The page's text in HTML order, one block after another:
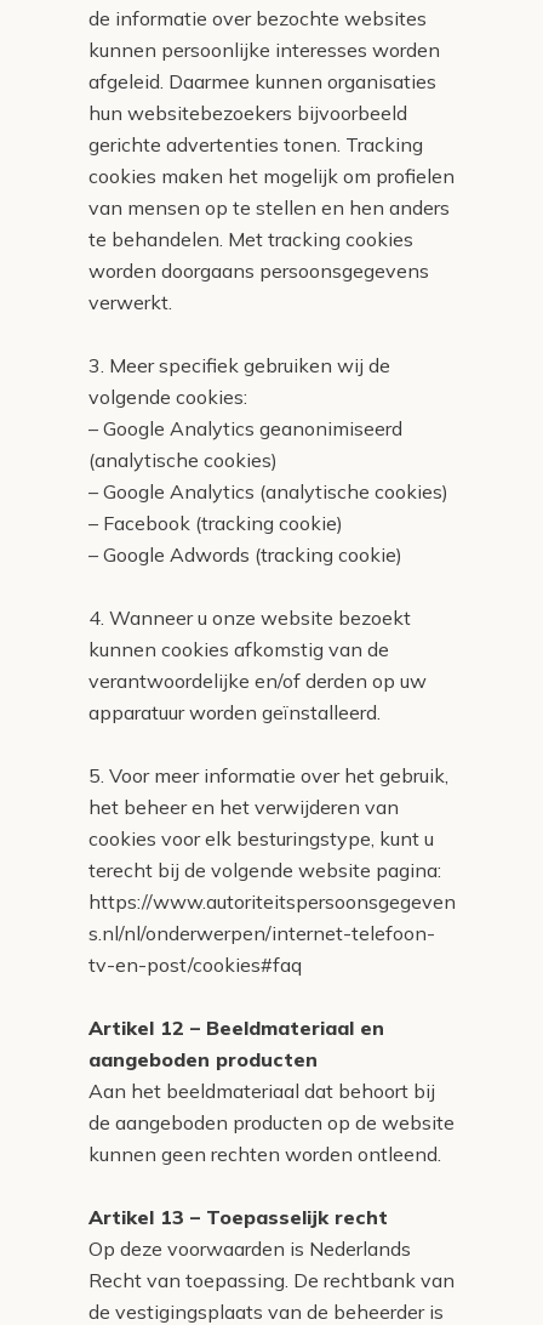
de informatie over bezochte websites
kunnen persoonlijke interesses worden
afgeleid. Daarmee kunnen organisaties
hun websitebezoekers bijvoorbeeld
gerichte advertenties tonen. Tracking
cookies maken het mogelijk om profielen
van mensen op te stellen en hen anders
te behandelen. Met tracking cookies
worden doorgaans persoonsgegevens
verwerkt.
3. Meer specifiek gebruiken wij de
volgende cookies:
– Google Analytics geanonimiseerd
(analytische cookies)
– Google Analytics (analytische cookies)
– Facebook (tracking cookie)
– Google Adwords (tracking cookie)
4. Wanneer u onze website bezoekt
kunnen cookies afkomstig van de
verantwoordelijke en/of derden op uw
apparatuur worden geïnstalleerd.
5. Voor meer informatie over het gebruik,
het beheer en het verwijderen van
cookies voor elk besturingstype, kunt u
terecht bij de volgende website pagina:
https://www.autoriteitspersoonsgegeven
s.nl/nl/onderwerpen/internet-telefoon-
tv-en-post/cookies#faq
Artikel 12 – Beeldmateriaal en
aangeboden producten
Aan het beeldmateriaal dat behoort bij
de aangeboden producten op de website
kunnen geen rechten worden ontleend.
Artikel 13 – Toepasselijk recht
Op deze voorwaarden is Nederlands
Recht van toepassing. De rechtbank van
de vestigingsplaats van de beheerder is